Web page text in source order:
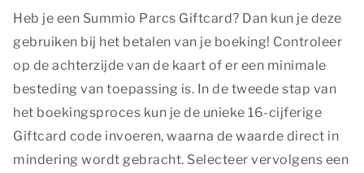
Heb je een Summio Parcs Giftcard? Dan kun je deze
gebruiken bij het betalen van je boeking! Controleer
op de achterzijde van de kaart of er een minimale
besteding van toepassing is. In de tweede stap van
het boekingsproces kun je de unieke 16-cijferige
Giftcard code invoeren, waarna de waarde direct in
mindering wordt gebracht. Selecteer vervolgens een